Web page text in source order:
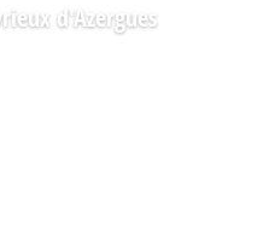
d'Azergues